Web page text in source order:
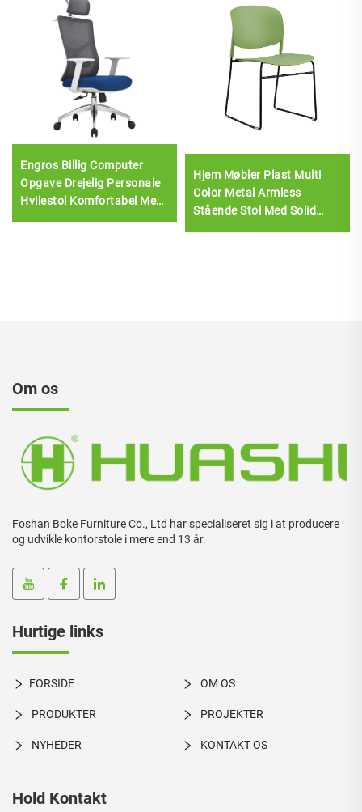
Engros Billig Computer
Opgave Drejelig Personale
Hvilestol Komfortabel Mesh
Hjem Møbler Plast Multi
Color Metal Armless
Stående Stol Med Solid
Om os
Foshan Boke Furniture Co., Ltd har specialiseret sig i at producere
og udvikle kontorstole i mere end 13 år.
Hurtige links
FORSIDE OM OS
PRODUKTER PROJEKTER
NYHEDER KONTAKT OS
Hold Kontakt